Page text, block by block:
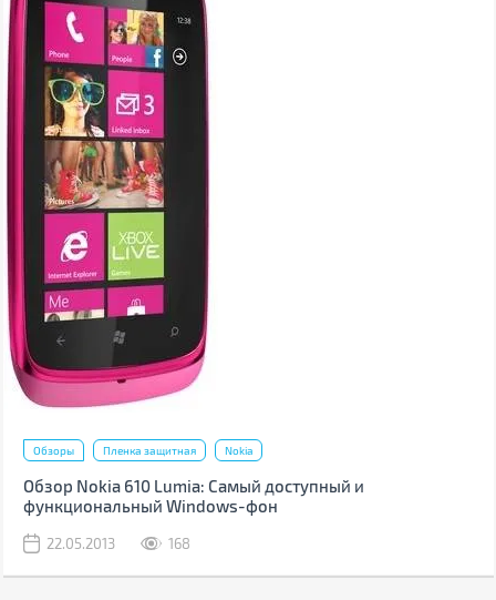
Обзоры Пленка защитная Nokia
Обзор Nokia 610 Lumia: Самый доступный и
функциональный Windows-фон
22.05.2013 168